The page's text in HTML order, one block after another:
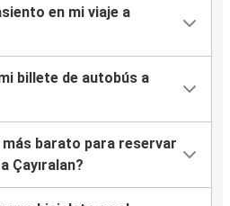
en mi viaje a
billete de autobús a
barato para reservar
Çayıralan?